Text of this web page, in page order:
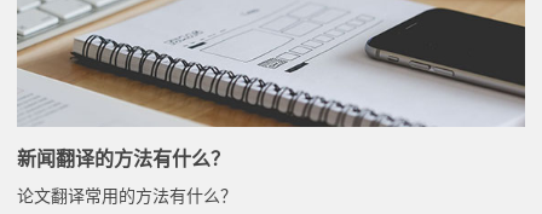
新闻翻译的方法有什么？
论文翻译常用的方法有什么？